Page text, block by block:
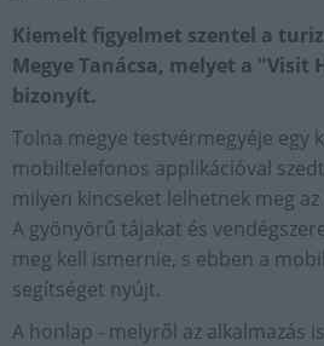
Kiemelt figyelmet szentel a
Megye Tanácsa, melyet a "Visit
bizonyít.
Tolna megye testvérmegyéje egy
mobiltelefonos applikációval
milyen kincseket lelhetnek meg
A gyönyörű tájakat és
meg kell ismernie, s ebben a
segítséget nyújt.
A honlap - melyről az alkalmazás